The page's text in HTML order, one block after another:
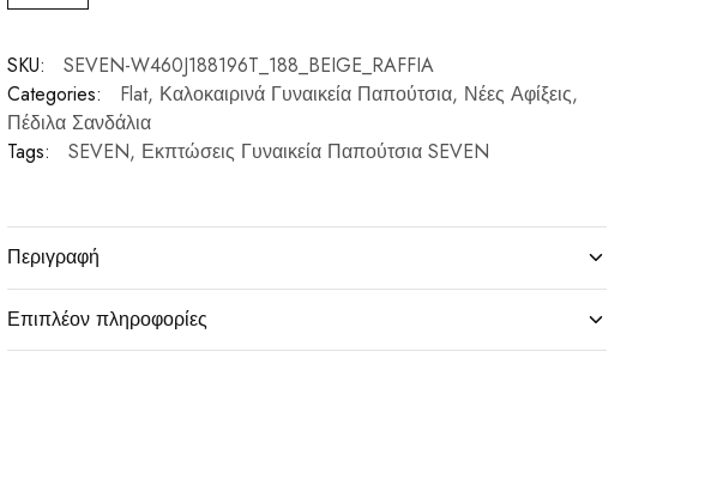
SKU:
SEVEN-W460J188196T_188_BEIGE_RAFFIA
Categories:
Flat, Καλοκαιρινά Γυναικεία Παπούτσια, Νέες Αφίξεις,
Πέδιλα Σανδάλια
Tags:
SEVEN, Εκπτώσεις Γυναικεία Παπούτσια SEVEN
Περιγραφή
Επιπλέον πληροφορίες